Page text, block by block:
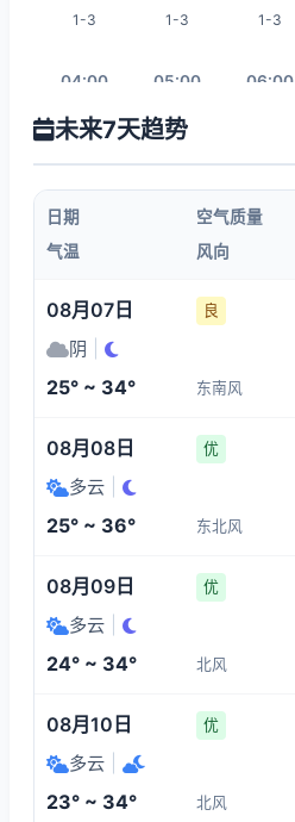
1-3 1-3 1-3
04:00
26°
05:00
26°
06:00
08:00
27°
1-3
09:00
18:00
34°
1-3
12:00
34°
1-3
22:00
29°
23:00
未来7天趋势
日期 空气质量
气温
风向
08月07日 良
阴
25° ~ 34° 东南风
08月08日 优
多云
25° ~ 36° 东北风
08月09日 优
多云
24° ~ 34° 北风
08月10日 优
多云
23° ~ 34° 北风